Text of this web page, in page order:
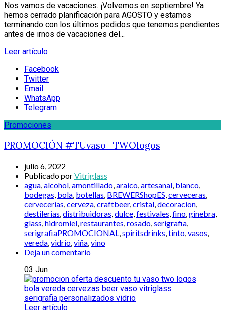
Nos vamos de vacaciones. ¡Volvemos en septiembre! Ya
hemos cerrado planificación para AGOSTO y estamos
terminando con los últimos pedidos que tenemos pendientes
antes de irnos de vacaciones del...
Leer artículo
Facebook
Twitter
Email
WhatsApp
Telegram
Promociones
PROMOCIÓN #TUvaso_TWOlogos
julio 6, 2022
Publicado porVitriglass
agua alcohol amontillado araico artesanal blanco
bodegas bola botellas BREWERShopES cerveceras
cervecerias cerveza craftbeer, cristal decoracion
destilerias distribuidoras dulce festivales fino ginebra
glass hidromiel restaurantes rosado serigrafia
serigrafiaPROMOCIONAL spiritsdrinks tinto vasos
vereda vidrio viña vino
Deja un comentario
03 Jun
Leer artículo